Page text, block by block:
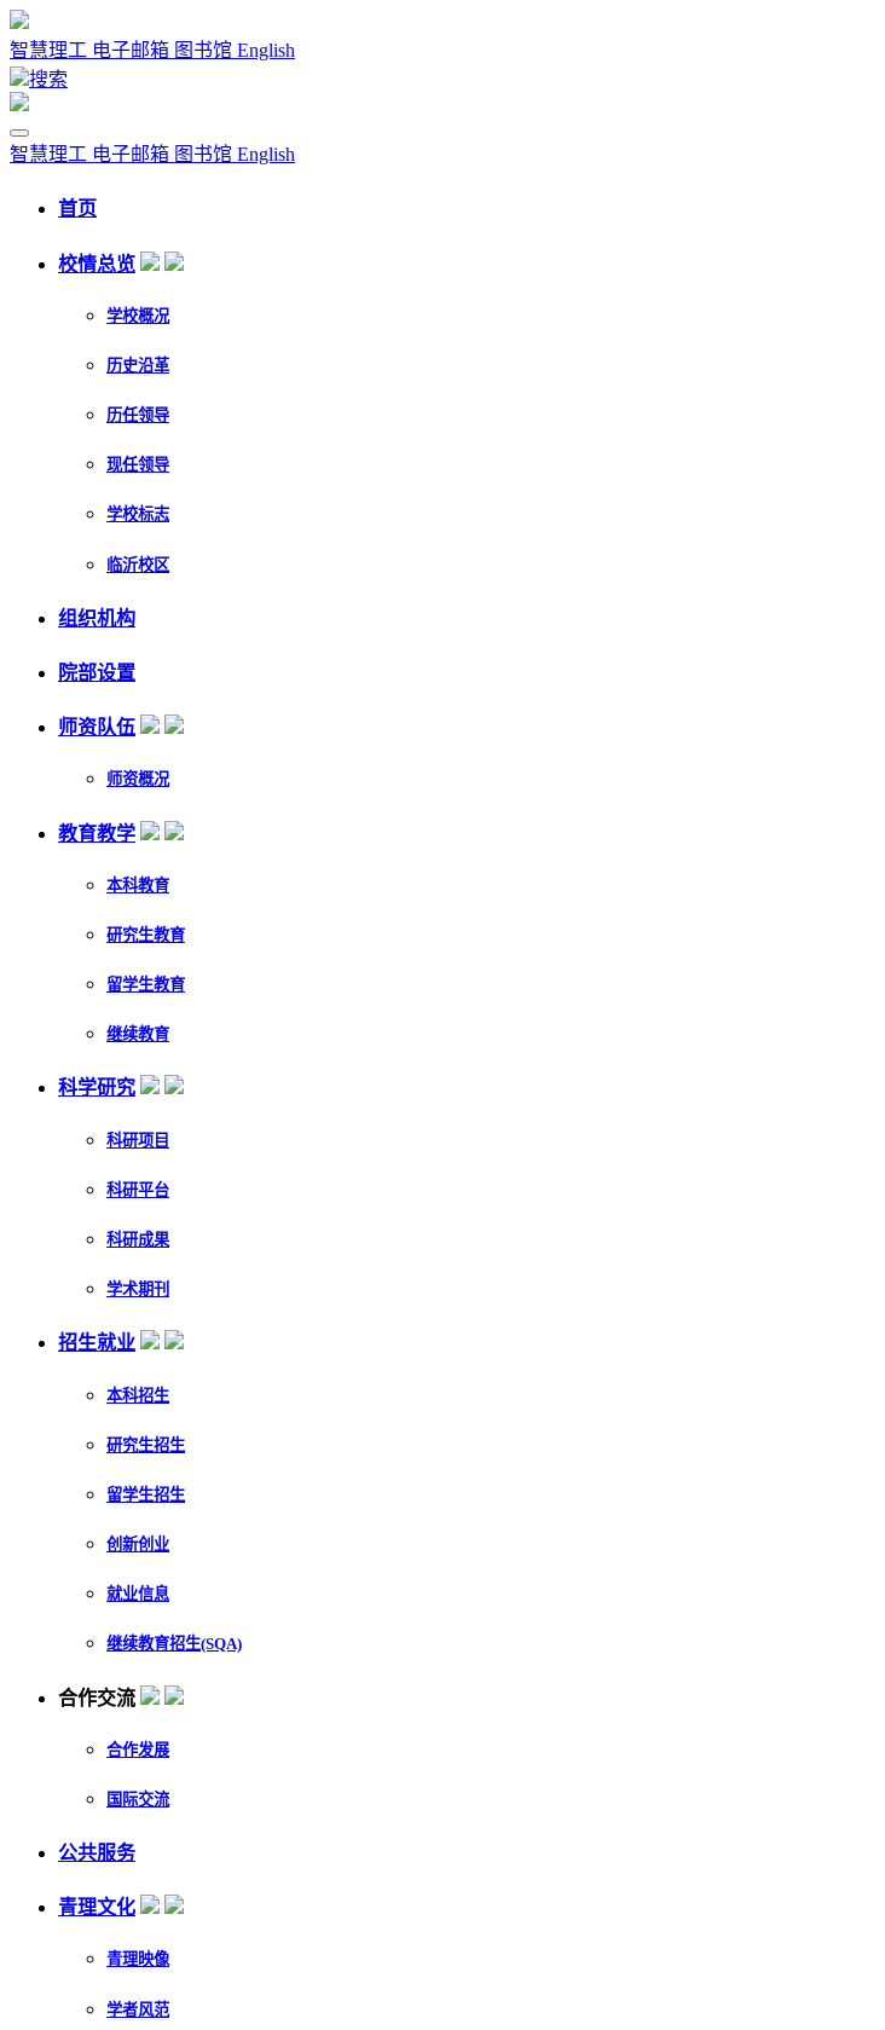
智慧理工 电子邮箱 图书馆 English
搜索
智慧理工 电子邮箱 图书馆 English
首页
校情总览
学校概况
历史沿革
历任领导
现任领导
学校标志
临沂校区
组织机构
院部设置
师资队伍
师资概况
教育教学
本科教育
研究生教育
留学生教育
继续教育
科学研究
科研项目
科研平台
科研成果
学术期刊
招生就业
本科招生
研究生招生
留学生招生
创新创业
就业信息
继续教育招生(SQA)
合作交流
合作发展
国际交流
公共服务
青理文化
青理映像
学者风范